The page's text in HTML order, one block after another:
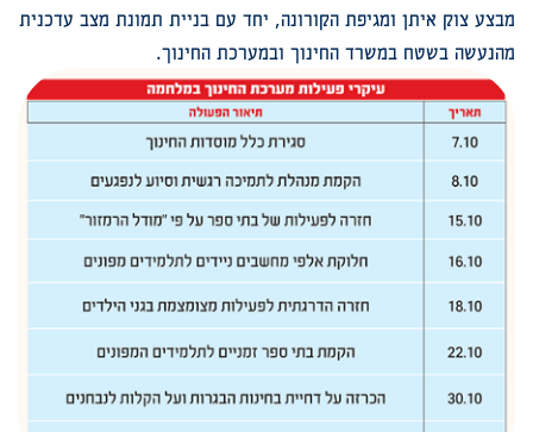
מבצע צוק איתן ומגיפת הקורונה, יחד עם בניית תמונת מצב עדכנית
מהנעשה בשטח במשרד החינוך ובמערכת החינוך.